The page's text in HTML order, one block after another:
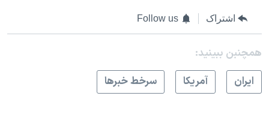
اشتراک Follow us
همچنبن ببینید:
ايران
آمريکا سرخط خبرها